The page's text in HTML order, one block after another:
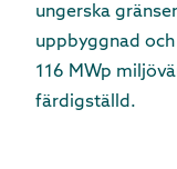
ungerska
uppbyggnad
116 MWp
färdigställd.